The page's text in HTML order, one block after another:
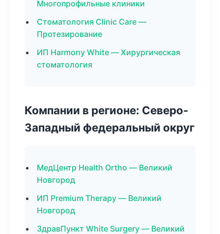
Многопрофильные клиники
Стоматология Clinic Care —
Протезирование
ИП Harmony White — Хирургическая
стоматология
Компании в регионе: Северо-
Западный федеральный округ
МедЦентр Health Ortho — Великий
Новгород
ИП Premium Therapy — Великий
Новгород
ЗдравПункт White Surgery — Великий